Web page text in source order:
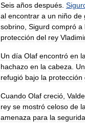
Seis años después.
al encontrar a un niño de
sobrino, Sigurd compró a
protección del rey
Un día Olaf encontró en
hachazo en la cabeza.
refugió bajo la protección
Cuando Olaf creció,
rey se mostró celoso de
amenaza para la